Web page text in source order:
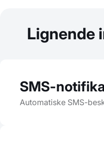
Lignende
SMS-
Automatiske SMS-